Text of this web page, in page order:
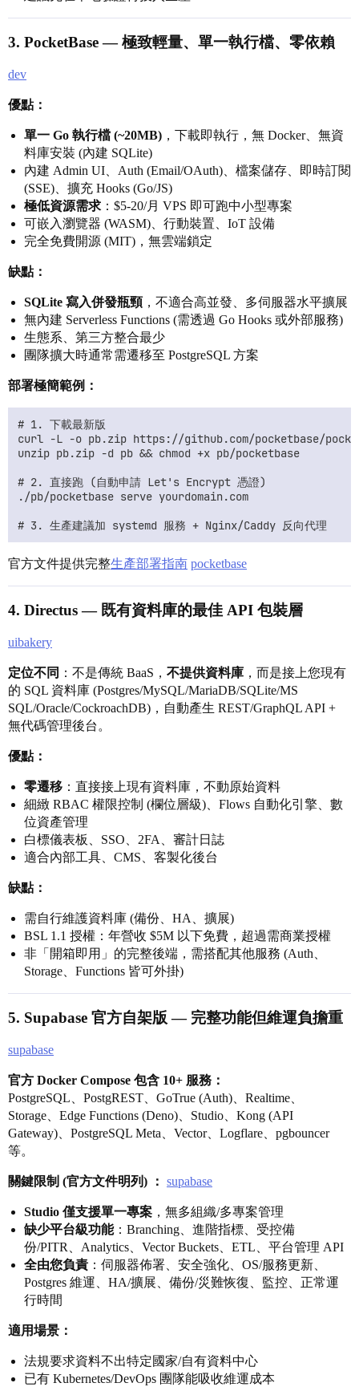
3. PocketBase— 極致輕量、單一執行檔、零依賴
dev
優點：
單一 Go 執行檔 (~20MB) ，下載即執行，無 Docker、無資
料庫安裝 (內建 SQLite)
內建 Admin UI、Auth (Email/OAuth)、檔案儲存、即時訂閱
(SSE)、擴充 Hooks (Go/JS)
極低資源需求 ：$5-20/月 VPS 即可跑中小型專案
可嵌入瀏覽器 (WASM)、行動裝置、IoT 設備
完全免費開源 (MIT)，無雲端鎖定
缺點：
SQLite 寫入併發瓶頸，不適合高並發、多伺服器水平擴展
無內建 Serverless Functions (需透過 Go Hooks 或外部服務)
生態系、第三方整合最少
團隊擴大時通常需遷移至 PostgreSQL 方案
部署極簡範例：
# 1. 下載最新版
curl -L -o pb.zip https://github.com/pocketbase/
unzip pb.zip -d pb && chmod +x pb/pocketbase
# 2. 直接跑 (自動申請 Let's Encrypt 憑證)
./pb/pocketbase serve yourdomain.com
官方文件提供完整生產部署指南 pocketbase
4. Directus— 既有資料庫的最佳 API 包裝層
uibakery
定位不同 ：不是傳統 BaaS， 不提供資料庫 ，而是接上您現有
的 SQL 資料庫 (Postgres/MySQL/MariaDB/SQLite/MS
SQL/Oracle/CockroachDB)，自動產生 REST/GraphQL API +
無代碼管理後台。
優點：
零遷移 ：直接接上現有資料庫，不動原始資料
細緻 RBAC 權限控制 (欄位層級)、Flows 自動化引擎、數
位資產管理
白標儀表板、SSO、2FA、審計日誌
適合內部工具、CMS、客製化後台
缺點：
需自行維護資料庫 (備份、HA、擴展)
BSL 1.1 授權：年營收 $5M 以下免費，超過需商業授權
非「開箱即用」的完整後端，需搭配其他服務 (Auth、
Storage、Functions 皆可外掛)
5. Supabase 官方自架版 — 完整功能但維運負擔重
supabase
官方 Docker Compose 包含 10+ 服務：
PostgreSQL、PostgREST、GoTrue (Auth)、Realtime、
Storage、Edge Functions (Deno)、Studio、Kong (API
Gateway)、PostgreSQL Meta、Vector、Logflare、pgbouncer
等。
關鍵限制 (官方文件明列) ： supabase
Studio 僅支援單一專案 ，無多組織/多專案管理
缺少平台級功能：Branching、進階指標、受控備
份/PITR、Analytics、Vector Buckets、ETL、平台管理 API
全由您負責 ：伺服器佈署、安全強化、OS/服務更新、
Postgres 維運、HA/擴展、備份/災難恢復、監控、正常運
行時間
適用場景：
法規要求資料不出特定國家/自有資料中心
已有 Kubernetes/DevOps 團隊能吸收維運成本